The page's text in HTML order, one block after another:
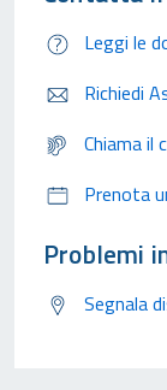
Leggi le
Richiedi
Chiama il
Prenota
Problemi
Segnala